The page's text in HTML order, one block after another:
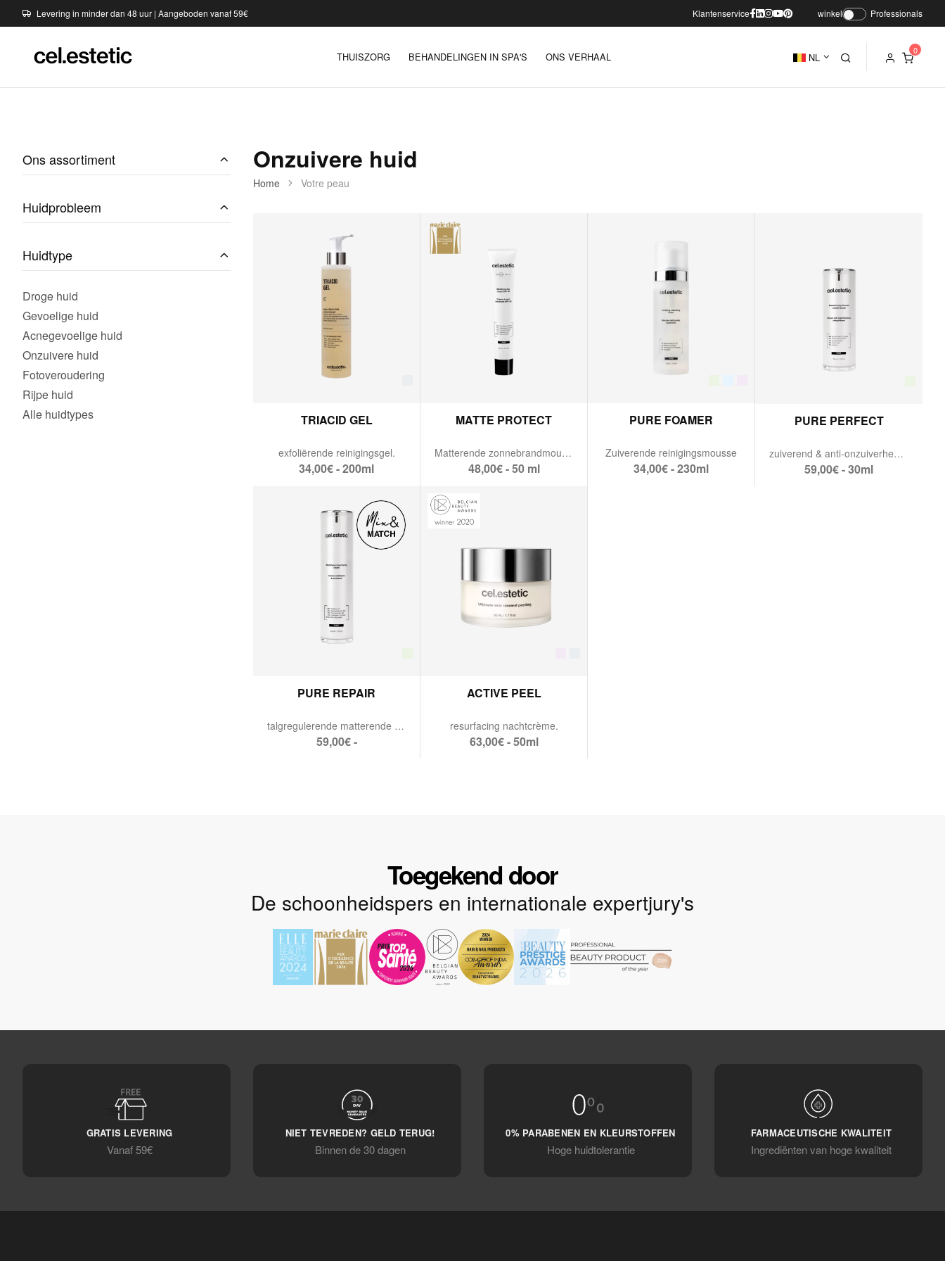
Levering in minder dan 48 uur | Aangeboden vanaf 59€ Klantenservice winkel Professionals
THUISZORG BEHANDELINGEN IN SPA'S ONS VERHAAL NL
Ons assortiment
Huidprobleem
Huidtype
Droge huid
Gevoelige huid
Acnegevoelige huid
Onzuivere huid
Fotoveroudering
Rijpe huid
Alle huidtypes
Onzuivere huid
Home Votre peau
TRIACID GEL
exfoliërende reinigingsgel.
34,00€ - 200ml
MATTE PROTECT
Matterende zonnebrandmousse SPF 50
48,00€ - 50 ml
PURE FOAMER
Zuiverende reinigingsmousse
34,00€ - 230ml
PURE PERFECT
zuiverend & anti-onzuiverheden serum.
59,00€ - 30ml
PURE REPAIR
talgregulerende matterende dagcrème.
59,00€ -
ACTIVE PEEL
resurfacing nachtcrème.
63,00€ - 50ml
Toegekend door
De schoonheidspers en internationale expertjury's
GRATIS LEVERING
Vanaf 59€
NIET TEVREDEN? GELD TERUG!
Binnen de 30 dagen
0% PARABENEN EN KLEURSTOFFEN
Hoge huidtolerantie
FARMACEUTISCHE KWALITEIT
Ingrediënten van hoge kwaliteit